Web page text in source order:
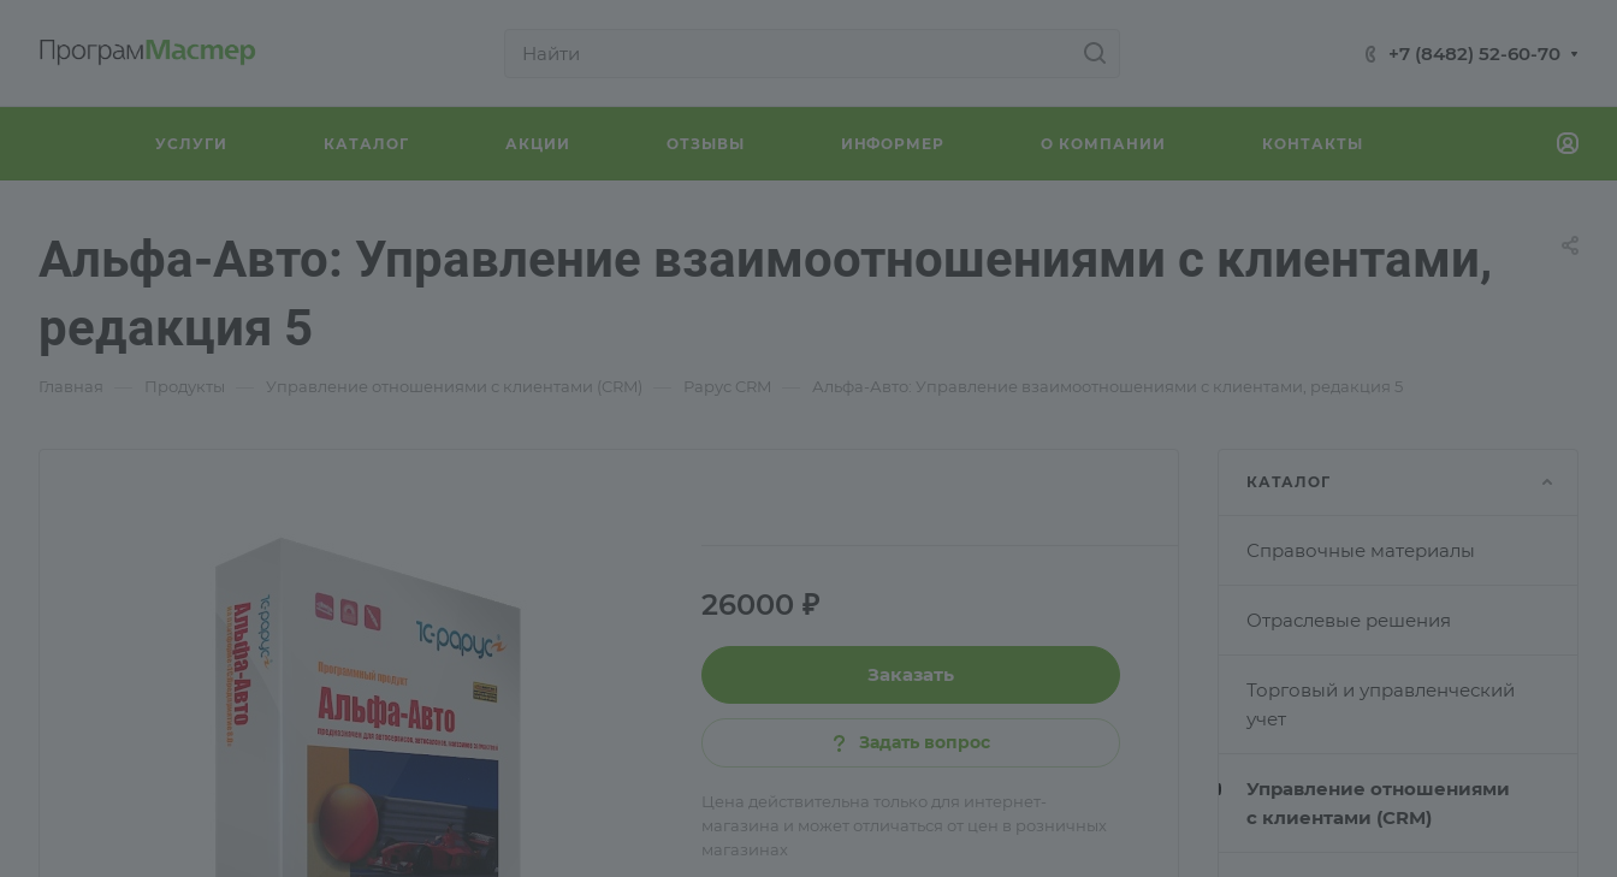
+7 (8482) 52-60-70
УСЛУГИ КАТАЛОГ АКЦИИ ОТЗЫВЫ ИНФОРМЕР О КОМПАНИИ КОНТАКТЫ
Альфа-Авто: Управление взаимоотношениями с клиентами,
редакция 5
Главная Продукты Управление отношениями с клиентами (CRM) Рарус CRM Альфа-Авто: Управление взаимоотношениями с клиентами, редакция 5
26000 ₽
Заказать
Задать вопрос
Цена действительна только для интернет-
магазина и может отличаться от цен в розничных
магазинах
КАТАЛОГ
Справочные материалы
Отраслевые решения
Торговый и управленческий
учет
Управление отношениями
с клиентами (CRM)